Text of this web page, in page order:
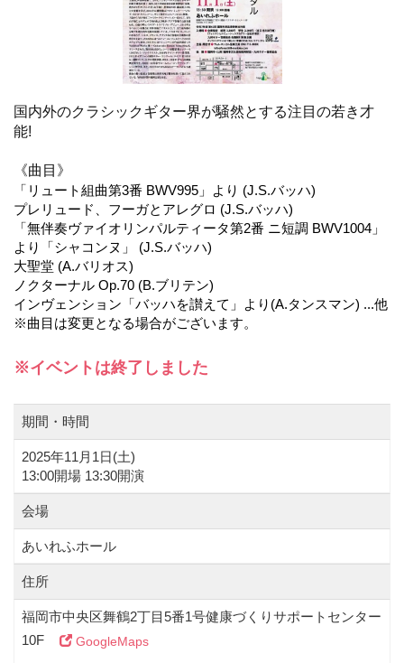
国内外のクラシックギター界が騒然とする注目の若き才
能!
《曲目》
「リュート組曲第3番 BWV995」より (J.S.バッハ)
プレリュード、フーガとアレグロ (J.S.バッハ)
「無伴奏ヴァイオリンパルティータ第2番 ニ短調 BWV1004」
より「シャコンヌ」 (J.S.バッハ)
大聖堂 (A.バリオス)
ノクターナル Op.70 (B.ブリテン)
インヴェンション「バッハを讃えて」より(A.タンスマン) ...他
※曲目は変更となる場合がございます。
※イベントは終了しました
期間・時間
2025年11月1日(土)
13:00開場 13:30開演
会場
あいれふホール
住所
福岡市中央区舞鶴2丁目5番1号健康づくりサポートセンター
10F
GoogleMaps